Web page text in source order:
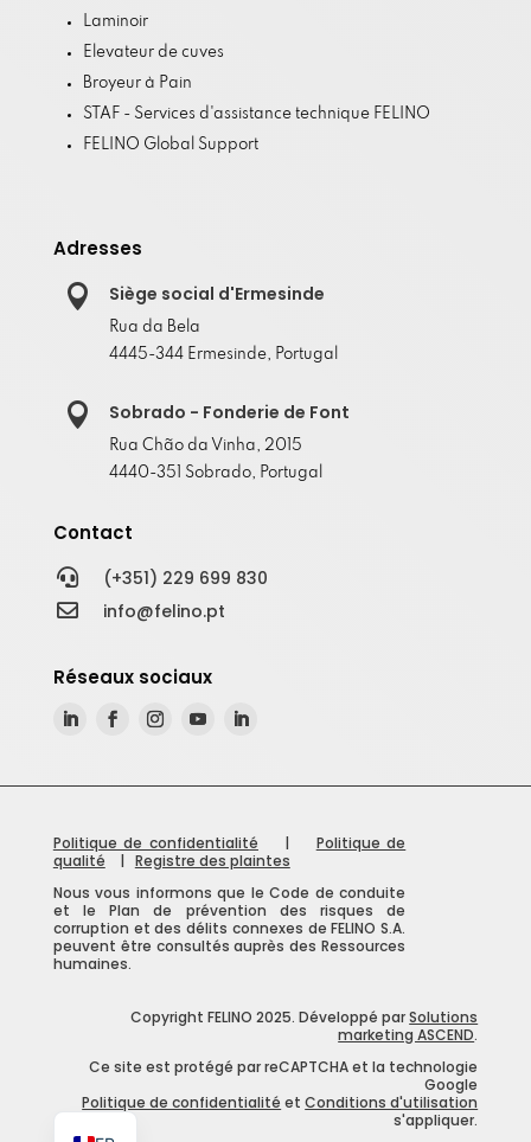
Laminoir
Elevateur de cuves
Broyeur à Pain
STAF - Services d'assistance technique FELINO
FELINO Global Support
Adresses
 Siège social d'Ermesinde
Rua da Bela
4445-344 Ermesinde, Portugal
 Sobrado - Fonderie de Font
Rua Chão da Vinha, 2015
4440-351 Sobrado, Portugal
Contact
 (+351) 229 699 830
 info@felino.pt
Réseaux sociaux
Politique de confidentialité | Politique de
qualité | Registre des plaintes
Nous vous informons que le Code de conduite
et le Plan de prévention des risques de
corruption et des délits connexes de FELINO S.A.
peuvent être consultés auprès des Ressources
humaines.
Copyright FELINO 2025. Développé parSolutions
marketing ASCEND.
Ce site est protégé par reCAPTCHA et la technologie
Google
Politique de confidentialité etConditions d'utilisation
s'appliquer.
PT
EN